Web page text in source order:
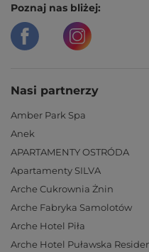
Poznaj nas bliżej:
Nasi partnerzy
Amber Park Spa
Anek
APARTAMENTY OSTRÓDA
Apartamenty SILVA
Arche Cukrownia Żnin
Arche Fabryka Samolotów
Arche Hotel Piła
Arche Hotel Puławska